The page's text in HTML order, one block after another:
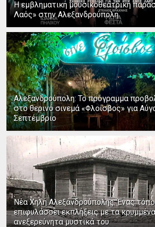
Η εμβληματική μουσικοθεατρική
Λαός» στην Αλεξανδρούπολη
Αλεξανδρούπολη: Το πρόγραμμα
στο θερινό σινεμά «Φλοίσβος» για
Σεπτέμβριο
Νέα Χηλή Αλεξανδρούπολης: Ένας
επιφυλάσσει εκπλήξεις με τα
ανεξερεύνητα μυστικά του